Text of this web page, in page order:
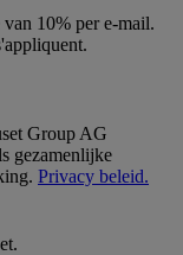
10% per e-mail.
Group AG
gezamenlijke
Privacy beleid.